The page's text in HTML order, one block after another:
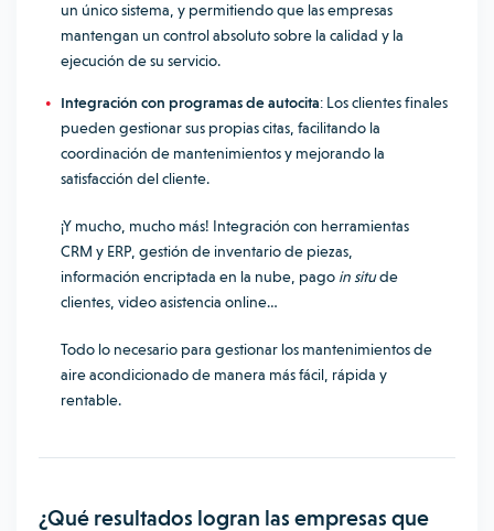
un único sistema, y permitiendo que las empresas
mantengan un control absoluto sobre la calidad y la
ejecución de su servicio.
Integración con programas de autocita: Los clientes finales
pueden gestionar sus propias citas, facilitando la
coordinación de mantenimientos y mejorando la
satisfacción del cliente.
¡Y mucho, mucho más! Integración con herramientas
CRM y ERP, gestión de inventario de piezas,
información encriptada en la nube, pago in situde
clientes, video asistencia online…
Todo lo necesario para gestionar los mantenimientos de
aire acondicionado de manera más fácil, rápida y
rentable.
¿Qué resultados logran las empresas que